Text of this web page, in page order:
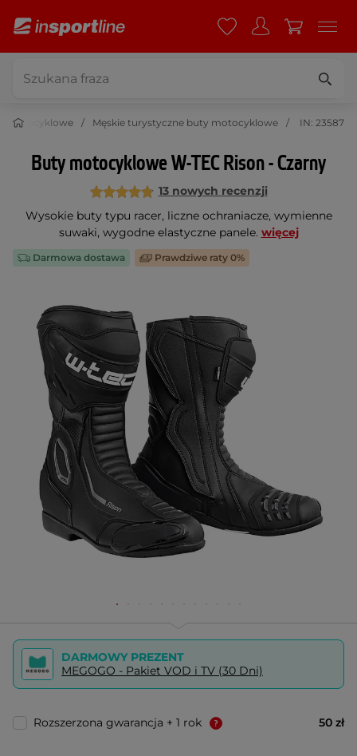
motocyklowe Męskie turystyczne buty motocyklowe IN: 23587
Buty motocyklowe W-TEC Rison - Czarny
13 nowych recenzji
Wysokie buty typu racer, liczne ochraniacze, wymienne
suwaki, wygodne elastyczne panele. więcej
Darmowa dostawa Prawdziwe raty 0%
DARMOWY PREZENT
MEGOGO - Pakiet VOD i TV (30 Dni)
Rozszerzona gwarancja + 1 rok 50 zł